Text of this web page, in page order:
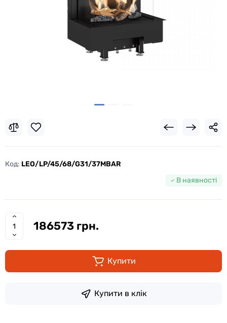
Код: LEO/LP/45/68/G31/37MBAR
В наявності
186573 грн.
Купити
Купити в клік